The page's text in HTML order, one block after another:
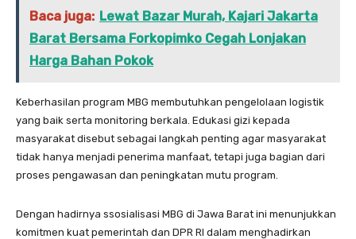
Baca juga: Lewat Bazar Murah, Kajari Jakarta
Barat Bersama Forkopimko Cegah Lonjakan
Harga Bahan Pokok
Keberhasilan program MBG membutuhkan pengelolaan logistik
yang baik serta monitoring berkala. Edukasi gizi kepada
masyarakat disebut sebagai langkah penting agar masyarakat
tidak hanya menjadi penerima manfaat, tetapi juga bagian dari
proses pengawasan dan peningkatan mutu program.
Dengan hadirnya ssosialisasi MBG di Jawa Barat ini menunjukkan
komitmen kuat pemerintah dan DPR RI dalam menghadirkan